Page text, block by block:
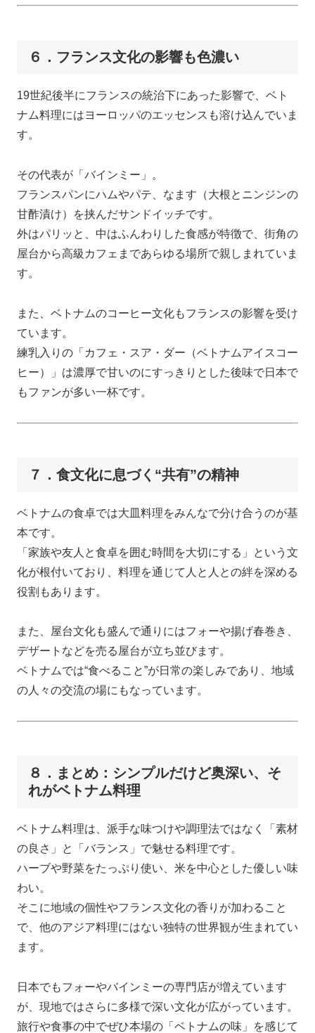
６．フランス文化の影響も色濃い
19世紀後半にフランスの統治下にあった影響で、ベト
ナム料理にはヨーロッパのエッセンスも溶け込んでいま
す。
その代表が「バインミー」。
フランスパンにハムやパテ、なます（大根とニンジンの
甘酢漬け）を挟んだサンドイッチです。
外はパリッと、中はふんわりした食感が特徴で、街角の
屋台から高級カフェまであらゆる場所で親しまれていま
す。
また、ベトナムのコーヒー文化もフランスの影響を受け
ています。
練乳入りの「カフェ・スア・ダー（ベトナムアイスコー
ヒー）」は濃厚で甘いのにすっきりとした後味で日本で
もファンが多い一杯です。
７．食文化に息づく“共有”の精神
ベトナムの食卓では大皿料理をみんなで分け合うのが基
本です。
「家族や友人と食卓を囲む時間を大切にする」という文
化が根付いており、料理を通じて人と人との絆を深める
役割もあります。
また、屋台文化も盛んで通りにはフォーや揚げ春巻き、
デザートなどを売る屋台が立ち並びます。
ベトナムでは“食べること”が日常の楽しみであり、地域
の人々の交流の場にもなっています。
８．まとめ：シンプルだけど奥深い、そ
れがベトナム料理
ベトナム料理は、派手な味つけや調理法ではなく「素材
の良さ」と「バランス」で魅せる料理です。
ハーブや野菜をたっぷり使い、米を中心とした優しい味
わい。
そこに地域の個性やフランス文化の香りが加わること
で、他のアジア料理にはない独特の世界観が生まれてい
ます。
日本でもフォーやバインミーの専門店が増えています
が、現地ではさらに多様で深い文化が広がっています。
旅行や食事の中でぜひ本場の「ベトナムの味」を感じて